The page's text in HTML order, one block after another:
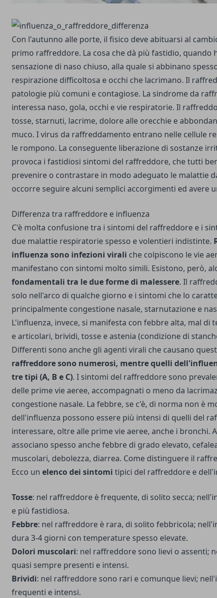
Con l'autunno alle porte, il fisico deve abituarsi al
primo raffreddore. La cosa che dà più fastidio, quando
sensazione di naso chiuso, alla quale si abbinano
respirazione difficoltosa e occhi che lacrimano. Il
patologie più comuni e contagiose. La sindrome da
interessa naso, gola, occhi e vie respiratorie. Il
tosse, starnuti, lacrime, dolore alle orecchie e
muco. I virus da raffreddamento entrano nelle cellule
le rompono. La conseguente liberazione di sostanze
provoca i fastidiosi sintomi del raffreddore, che tutti
prevenire o contrastare in modo adeguato le malattie
occorre seguire alcuni semplici accorgimenti ed avere
Differenza tra raffreddore e influenza
C'è molta confusione tra i sintomi del raffreddore e i
due malattie respiratorie spesso e volentieri indistinte.
influenza sono infezioni virali che colpiscono le vie
manifestano con sintomi molto simili. Esistono, però,
fondamentali tra le due forme di malessere. Il
solo nell'arco di qualche giorno e i sintomi che lo
principalmente congestione nasale, starnutazione e
L'influenza, invece, si manifesta con febbre alta, mal di
e articolari, brividi, tosse e astenia (condizione di
Differenti sono anche gli agenti virali che causano
raffreddore sono numerosi, mentre quelli
tre tipi (A, B e C). I sintomi del raffreddore sono
delle prime vie aeree, accompagnati o meno da
congestione nasale. La febbre, se c'è, di norma non è
dell'influenza possono essere più intensi di quelli del
interessare, oltre alle prime vie aeree, anche i bronchi.
associano spesso anche febbre di grado elevato,
muscolari, debolezza, diarrea. Come distinguere il
Ecco un elenco dei sintomi tipici del raffreddore e
Tosse: nel raffreddore è frequente, di solito secca;
e più fastidiosa.
Febbre: nel raffreddore è rara, di solito febbricola;
dura 3-4 giorni con temperature spesso elevate.
Dolori muscolari: nel raffreddore sono lievi o assenti;
quasi sempre presenti e intensi.
Brividi: nel raffreddore sono rari e comunque lievi;
frequenti e intensi.